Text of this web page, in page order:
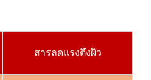
สารลดแรงตึงผิว